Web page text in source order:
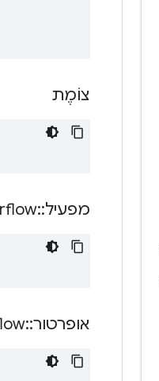
צוֹמֶת
מפעיל::
אופרטור::